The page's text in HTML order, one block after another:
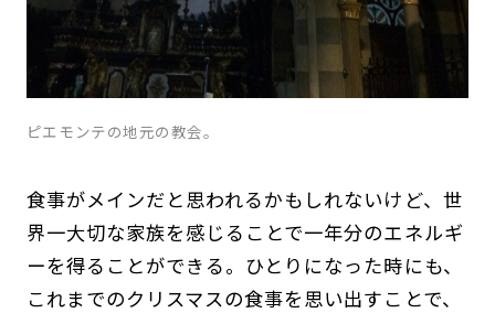
ピエモンテの地元の教会。
食事がメインだと思われるかもしれないけど、世
界一大切な家族を感じることで一年分のエネルギ
ーを得ることができる。ひとりになった時にも、
これまでのクリスマスの食事を思い出すことで、